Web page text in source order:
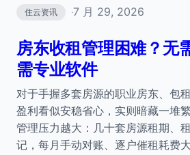
住云资讯 ·7 月 29, 2026
房东收租管理困难？无
需专业软件
对于手握多套房源的职业房东、包
盈利看似安稳省心，实则暗藏一堆
管理压力越大：几十套房源租期、
记，每月手动对账、逐户催租耗费